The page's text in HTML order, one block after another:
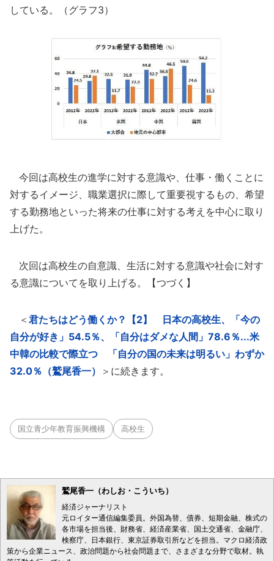
している。（グラフ3）
今回は高校生の進学に対する意識や、仕事・働くことに
対するイメージ、職業選択に際して重要視するもの、希望
する勤務地といった将来の仕事に対する考えを中心に取り
上げた。
次回は高校生の自意識、生活に対する意識や社会に対す
る意識についてを取り上げる。【つづく】
＜ 君たちはどう働くか？【2】 日本の高校生、「今の
自分が好き」54.5％、「自分はダメな人間」78.6％...米
中韓の比較で際立つ 「自分の国の未来は明るい」わずか
32.0％（鷲尾香一）
＞に続きます。
国立青少年教育振興機構 高校生
鷲尾香一（わしお・こういち）
経済ジャーナリスト
元ロイター通信編集委員。外国為替、債券、短期金融、株式の
各市場を担当後、財務省、経済産業省、国土交通省、金融庁、
検察庁、日本銀行、東京証券取引所などを担当。マクロ経済政
策から企業ニュース、政治問題から社会問題まで、さまざまな分野で取材。執